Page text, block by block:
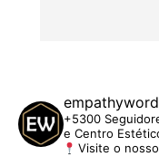
+5300
e Centro
Visite o